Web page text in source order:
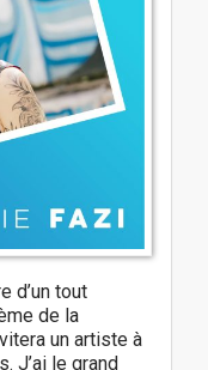
d’un tout
de la
un artiste à
J’ai le grand